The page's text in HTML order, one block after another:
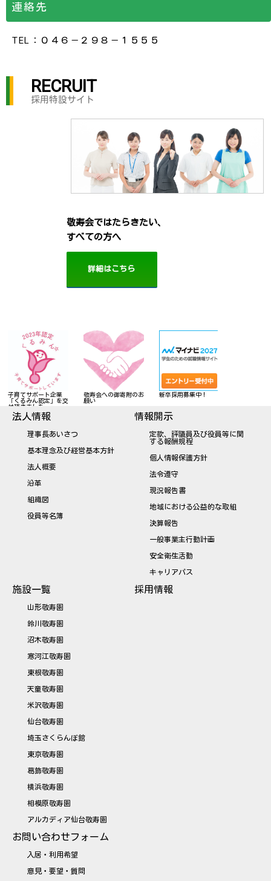
連絡先
TEL：０４６－２９８－１５５５
RECRUIT
採用特設サイト
敬寿会ではたらきたい、
すべての方へ
詳細はこちら
新卒採用募集中！
敬寿会への御寄附のお
願い
子育てサポート企業
「くるみん認定」を交
付頂きました。
法人情報
理事長あいさつ
基本理念及び経営基本方針
法人概要
沿革
組織図
役員等名簿
情報開示
定款、評議員及び役員等に関
する報酬規程
個人情報保護方針
法令遵守
現況報告書
地域における公益的な取組
決算報告
一般事業主行動計画
安全衛生活動
キャリアパス
施設一覧
山形敬寿園
鈴川敬寿園
沼木敬寿園
寒河江敬寿園
東根敬寿園
天童敬寿園
米沢敬寿園
仙台敬寿園
埼玉さくらんぼ館
東京敬寿園
葛飾敬寿園
横浜敬寿園
相模原敬寿園
アルカディア仙台敬寿園
採用情報
お問い合わせフォーム
入居・利用希望
意見・要望・質問